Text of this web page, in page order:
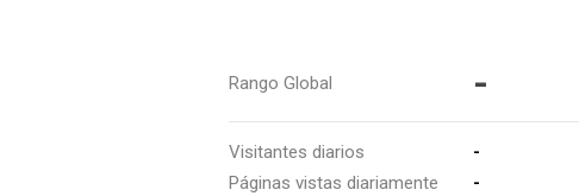
Rango Global -
Visitantes diarios
-
Páginas vistas diariamente
-